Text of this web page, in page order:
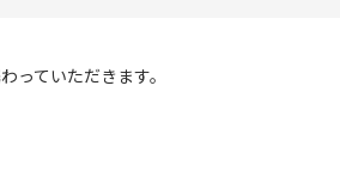
っていただきます。